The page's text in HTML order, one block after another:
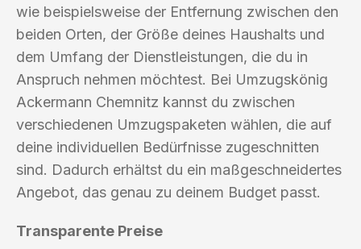
wie beispielsweise der Entfernung zwischen den
beiden Orten, der Größe deines Haushalts und
dem Umfang der Dienstleistungen, die du in
Anspruch nehmen möchtest. Bei Umzugskönig
Ackermann Chemnitz kannst du zwischen
verschiedenen Umzugspaketen wählen, die auf
deine individuellen Bedürfnisse zugeschnitten
sind. Dadurch erhältst du ein maßgeschneidertes
Angebot, das genau zu deinem Budget passt.
Transparente Preise